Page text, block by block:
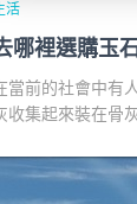
活
哪裡選購玉
當前的社會中有
收集起來裝在骨